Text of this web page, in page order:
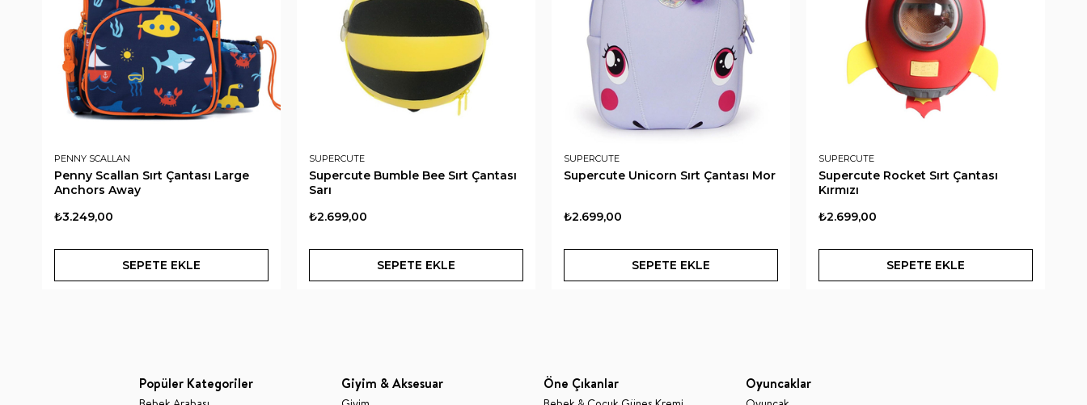
PENNY SCALLAN
Penny Scallan Sırt Çantası Large
Anchors Away
₺3.249,00
SEPETE EKLE
SUPERCUTE
Supercute Bumble Bee Sırt Çantası
Sarı
₺2.699,00
SEPETE EKLE
SUPERCUTE
Supercute Unicorn Sırt Çantası Mor
₺2.699,00
SEPETE EKLE
SUPERCUTE
Supercute Rocket Sırt Çantası
Kırmızı
₺2.699,00
SEPETE EKLE
Popüler Kategoriler Giyim & Aksesuar Öne Çıkanlar Oyuncaklar